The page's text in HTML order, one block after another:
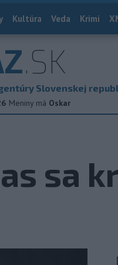
Kultúra Veda Krimi
.SK
Slovenskej
Meniny má Oskar
sa